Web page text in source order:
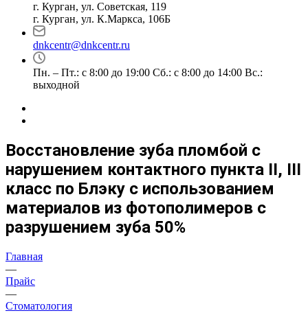
г. Курган, ул. Советская, 119
г. Курган, ул. К.Маркса, 106Б
dnkcentr@dnkcentr.ru
Пн. – Пт.: с 8:00 до 19:00 Сб.: с 8:00 до 14:00 Вс.:
выходной
Восстановление зуба пломбой с
нарушением контактного пункта II, III
класс по Блэку с использованием
материалов из фотополимеров с
разрушением зуба 50%
Главная
—
Прайс
—
Стоматология